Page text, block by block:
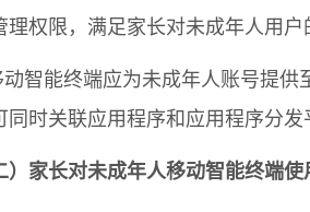
理权限，满足家长对未成年人用
动智能终端应为未成年人账号提
同时关联应用程序和应用程序分发
）家长对未成年人移动智能终端